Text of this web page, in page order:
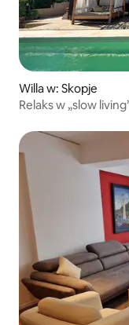
Willa w: Skopje
Relaks w „slow